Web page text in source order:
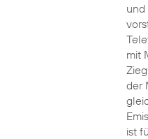
und
mit
der
ist